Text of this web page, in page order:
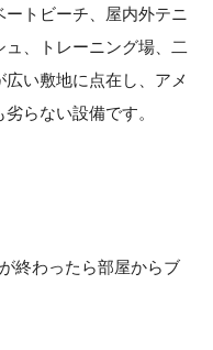
ートビーチ、屋内外テニ
、トレーニング場、二
い敷地に点在し、アメ
らない設備です。
終わったら部屋からブ